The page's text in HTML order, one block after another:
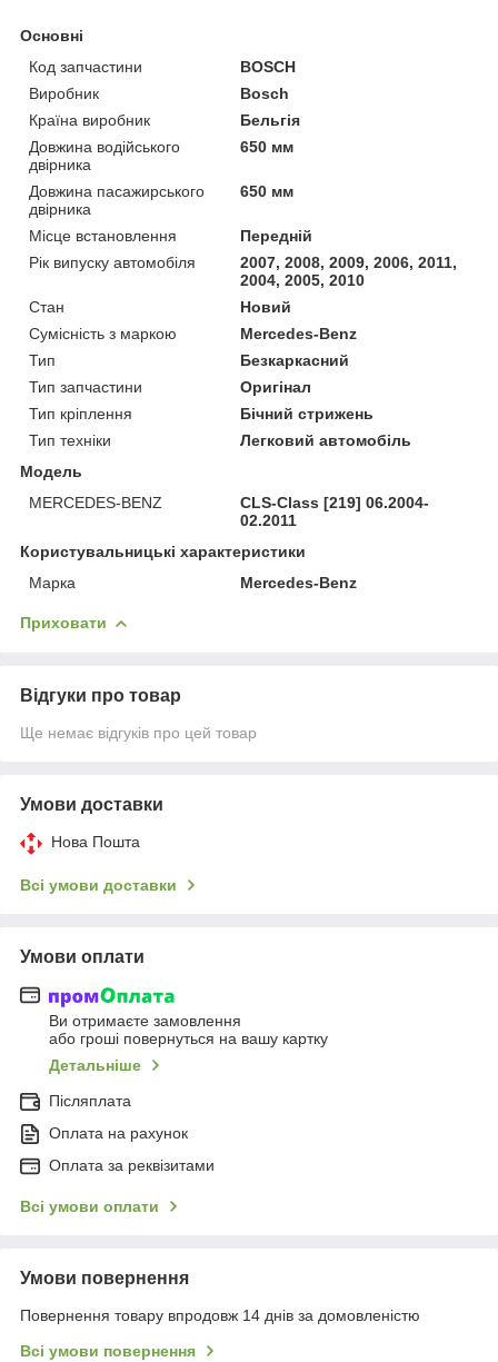
Основні
Код запчастини
BOSCH
Виробник
Bosch
Країна виробник
Бельгія
Довжина водійського
двірника
650 мм
Довжина пасажирського
двірника
650 мм
Місце встановлення
Передній
Рік випуску автомобіля
2007, 2008, 2009, 2006, 2011,
2004, 2005, 2010
Стан
Новий
Сумісність з маркою
Mercedes-Benz
Тип
Безкаркасний
Тип запчастини
Оригінал
Тип кріплення
Бічний стрижень
Тип техніки
Легковий автомобіль
Модель
MERCEDES-BENZ
CLS-Class [219] 06.2004-
02.2011
Користувальницькі характеристики
Марка
Mercedes-Benz
Приховати
Відгуки про товар
Ще немає відгуків про цей товар
Умови доставки
Нова Пошта
Всі умови доставки
Умови оплати
Ви отримаєте замовлення
або гроші повернуться на вашу картку
Детальніше
Післяплата
Оплата на рахунок
Оплата за реквізитами
Всі умови оплати
Умови повернення
Повернення товару впродовж 14 днів за домовленістю
Всі умови повернення